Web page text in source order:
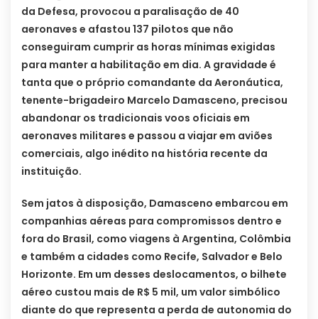
da Defesa, provocou a paralisação de 40
aeronaves e afastou 137 pilotos que não
conseguiram cumprir as horas mínimas exigidas
para manter a habilitação em dia. A gravidade é
tanta que o próprio comandante da Aeronáutica,
tenente-brigadeiro Marcelo Damasceno, precisou
abandonar os tradicionais voos oficiais em
aeronaves militares e passou a viajar em aviões
comerciais, algo inédito na história recente da
instituição.
Sem jatos à disposição, Damasceno embarcou em
companhias aéreas para compromissos dentro e
fora do Brasil, como viagens à Argentina, Colômbia
e também a cidades como Recife, Salvador e Belo
Horizonte. Em um desses deslocamentos, o bilhete
aéreo custou mais de R$ 5 mil, um valor simbólico
diante do que representa a perda de autonomia do